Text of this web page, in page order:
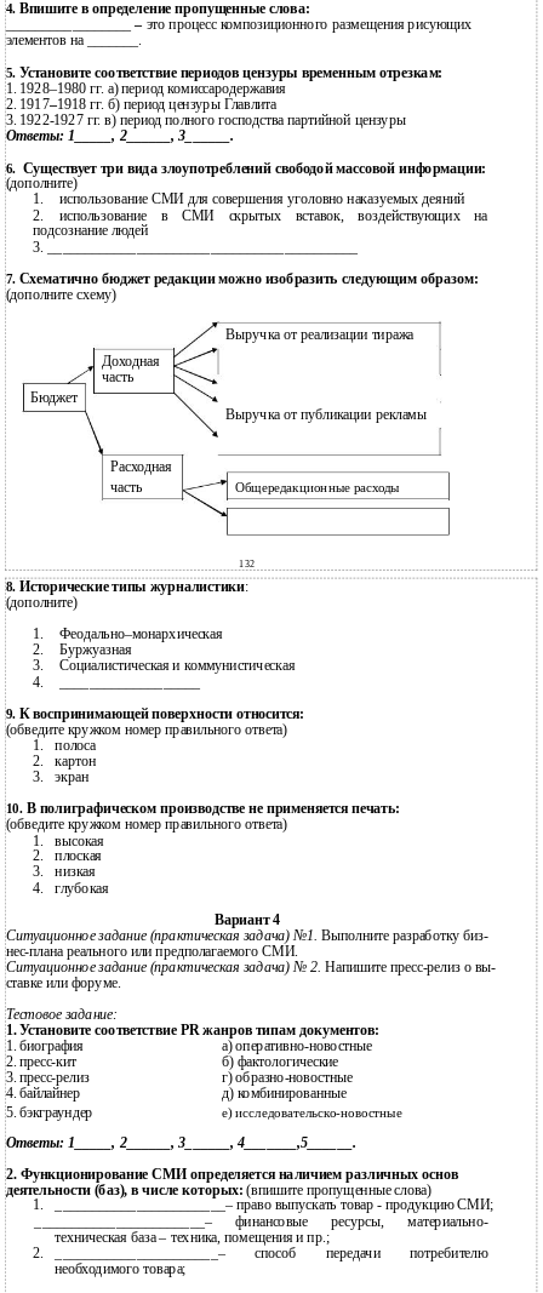
4. Впишите в определение пропущенные слова:
_________________– это процесс композиционного размещения рисующих
элементов на _______.
5. Установите соответствие периодов цензуры временным отрезкам:
1. 1928–1980 гг. а) период комиссародержавия
2. 1917–1918 гг. б) период цензуры Главлита
3. 1922-1927гг. в) период полного господства партийной цензуры
Ответы: 1_____, 2______, 3______.
6. Существует три вида злоупотреблений свободой массовой информации:
(дополните)
1. использование СМИ для совершения уголовно наказуемых деяний
2.
использование в СМИ скрытых вставок, воздействующих на
подсознание людей
3.
7. Схематично бюджет редакции можно изобразить следующим образом:
(дополните схему)
Выручка от реализации тиража
Доходная
часть
Бюджет
Выручка от публикации рекламы
Расходная
часть
Общередакционные расходы
132
8. Исторические типы журналистики:
(дополните)
1. Феодально–монархическая
2. Буржуазная
3. Социалистическая и коммунистическая
4.
9. К воспринимающей поверхности относится:
(обведите кружком номер правильного ответа)
1. полоса
2. картон
3. экран
10. В полиграфическом производстве не применяется печать:
(обведите кружком номер правильного ответа)
1. высокая
2. плоская
3. низкая
4. глубокая
Вариант 4
Ситуационное задание (практическая задача) №1.Выполните разработку биз-
нес-плана реального или предполагаемого СМИ.
Ситуационное задание (практическая задача) № 2.Напишите пресс-релизо вы-
ставке или форуме.
Тестовое задание:
1.Установите соответствие PR жанров типам документов:
1. биография
а) оперативно-новостные
2. пресс-кит
б) фактологические
3. пресс-релиз
г) образно-новостные
4. байлайнер
д) комбинированные
5. бэкграундер е) исследовательско-новостные
Ответы: 1_____, 2______, 3______, 4_______,5______.
2. Функционирование СМИ определяется наличием различных основ
деятельности (баз), в числе которых:(впишите пропущенные слова)
1.
_______________________– право выпускать товар - продукцию СМИ;
_______________________– финансовые ресурсы, материально-
техническая база – техника, помещения и пр.;
2. ______________________– способ передачи потребителю
необходимого товара;